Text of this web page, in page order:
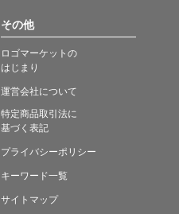
その他
ロゴマーケットの
はじまり
運営会社について
特定商品取引法に
基づく表記
プライバシーポリシー
キーワード一覧
サイトマップ